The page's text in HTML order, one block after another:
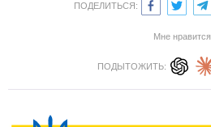
ПОДЕЛИТЬСЯ:
Мне нравится
ПОДЫТОЖИТЬ: